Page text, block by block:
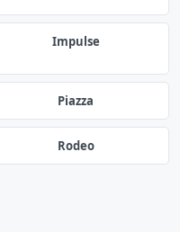
Impulse
Piazza
Rodeo